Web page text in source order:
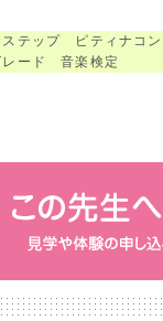
ステップ ピティナコ
レード 音楽検定